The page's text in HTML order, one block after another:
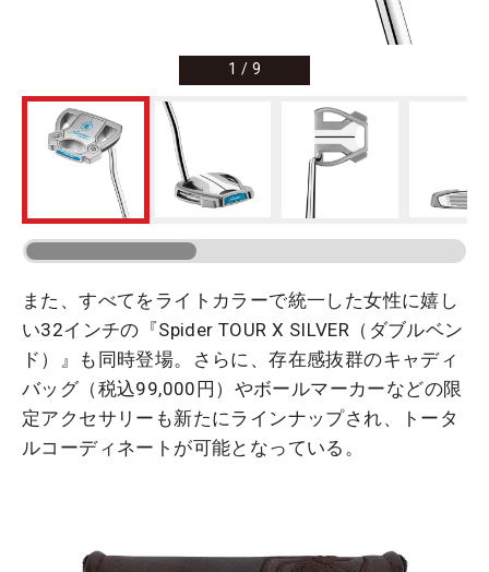
1 / 9
また、すべてをライトカラーで統一した女性に嬉し
い32インチの『Spider TOUR X SILVER（ダブルベン
ド）』も同時登場。さらに、存在感抜群のキャディ
バッグ（税込99,000円）やボールマーカーなどの限
定アクセサリーも新たにラインナップされ、トータ
ルコーディネートが可能となっている。